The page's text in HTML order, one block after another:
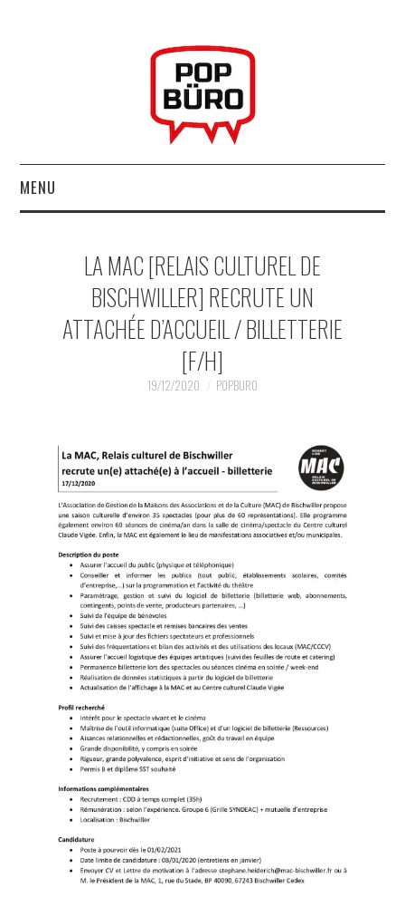
MENU
MUSIQUESACTUELLES.NET
GABBA GABBA HEY !
DOKO
LA MAC [RELAIS CULTUREL DE
BISCHWILLER] RECRUTE UN
ATTACHÉE D’ACCUEIL / BILLETTERIE
[F/H]
19/12/2020 POPBURO